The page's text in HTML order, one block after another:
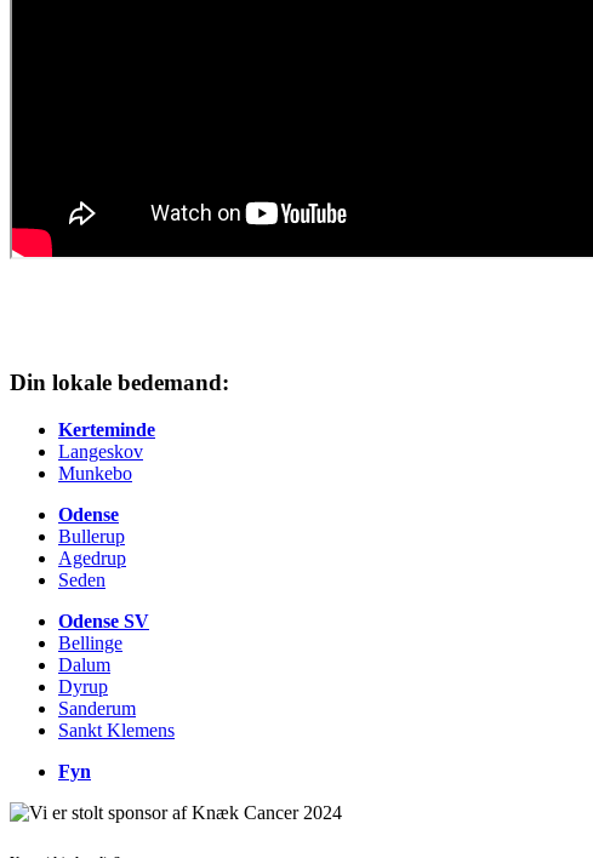
Din lokale bedemand:
Kerteminde
Langeskov
Munkebo
Odense
Bullerup
Agedrup
Seden
Odense SV
Bellinge
Dalum
Dyrup
Sanderum
Sankt Klemens
Fyn